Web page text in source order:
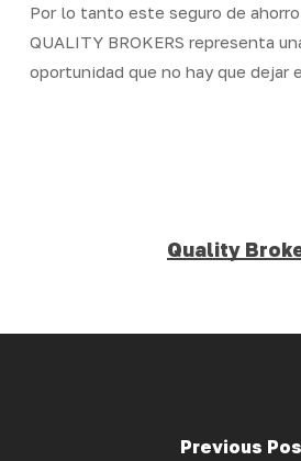
Por lo tanto este seguro de
QUALITY BROKERS representa
oportunidad que no hay que dejar
Quality
Previous